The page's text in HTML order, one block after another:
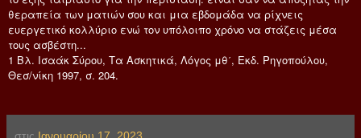
θεραπεία των ματιών σου και μια εβδομάδα να ρίχνεις
ευεργετικό κολλύριο ενώ τον υπόλοιπο χρόνο να στάζεις μέσα
τους ασβέστη...
1 Βλ. Ισαάκ Σύρου, Τα Ασκητικά, Λόγος μθ΄, Εκδ. Ρηγοπούλου,
Θεσ/νίκη 1997, σ. 204.